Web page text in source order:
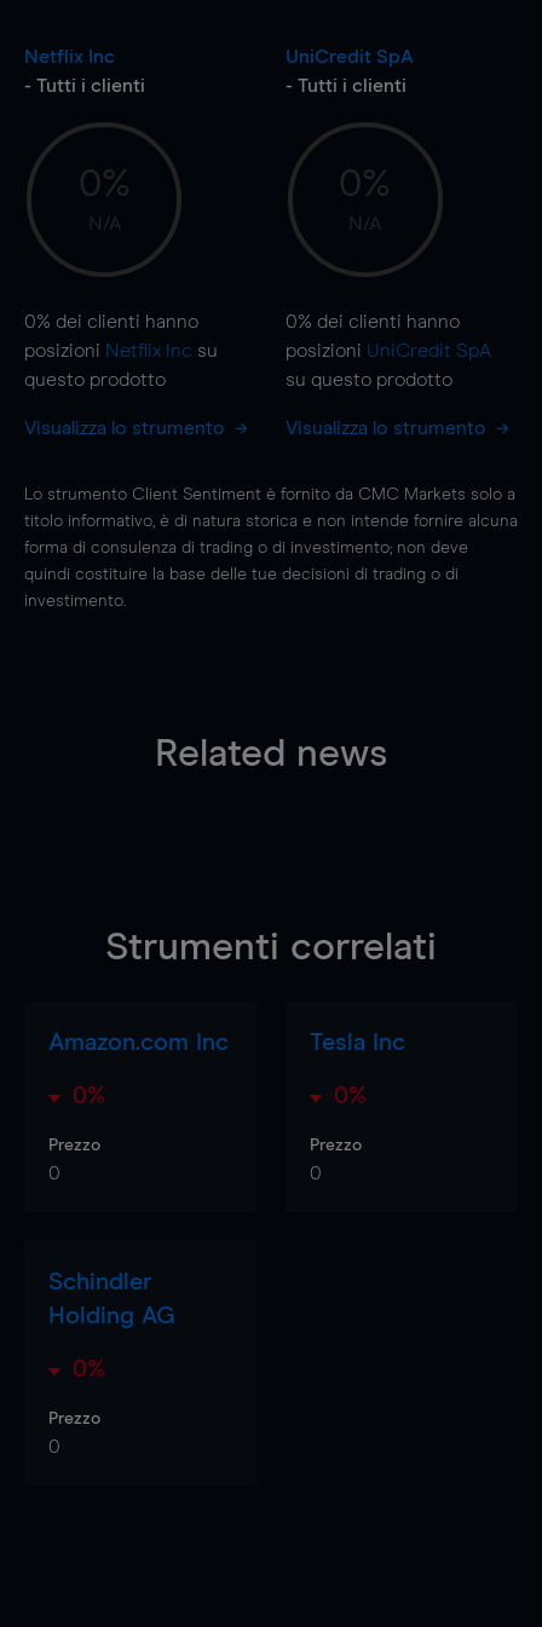
Netflix Inc
- Tutti i clienti
0%
N/A
0% dei clienti hanno
posizioni Netflix Inc su
questo prodotto
Visualizza lo strumento
UniCredit SpA
- Tutti i clienti
0%
N/A
0% dei clienti hanno
posizioni UniCredit SpA
su questo prodotto
Visualizza lo strumento
Lo strumento Client Sentiment è fornito da CMC Markets solo a
titolo informativo, è di natura storica e non intende fornire alcuna
forma di consulenza di trading o di investimento; non deve
quindi costituire la base delle tue decisioni di trading o di
investimento.
Related news
Strumenti correlati
Amazon.com Inc
0%
Prezzo
0
Tesla Inc
0%
Prezzo
0
Schindler
Holding AG
0%
Prezzo
0